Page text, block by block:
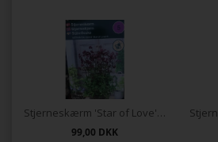
Stjerneskærm 'Star of Love'®
99,00 DKK